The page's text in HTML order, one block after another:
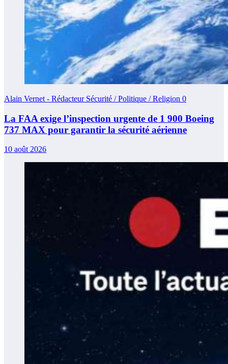
Alain Vernet - Rédacteur Sécurité / Politique / Religion 0
La FAA exige l’inspection urgente de 1 900 Boeing
737 MAX pour garantir la sécurité aérienne
10 août 2026